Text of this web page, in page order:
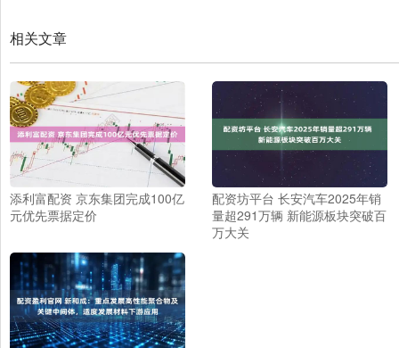
相关文章
添利富配资 京东集团完成100亿
元优先票据定价
配资坊平台 长安汽车2025年销
量超291万辆 新能源板块突破百
万大关